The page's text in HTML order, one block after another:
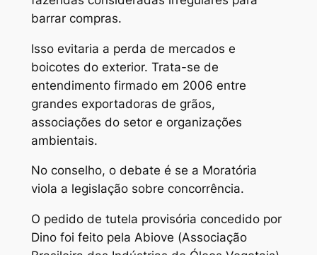
barrar compras.
Isso evitaria a perda de mercados e
boicotes do exterior. Trata-se de
entendimento firmado em 2006 entre
grandes exportadoras de grãos,
associações do setor e organizações
ambientais.
No conselho, o debate é se a Moratória
viola a legislação sobre concorrência.
O pedido de tutela provisória concedido por
Dino foi feito pela Abiove (Associação